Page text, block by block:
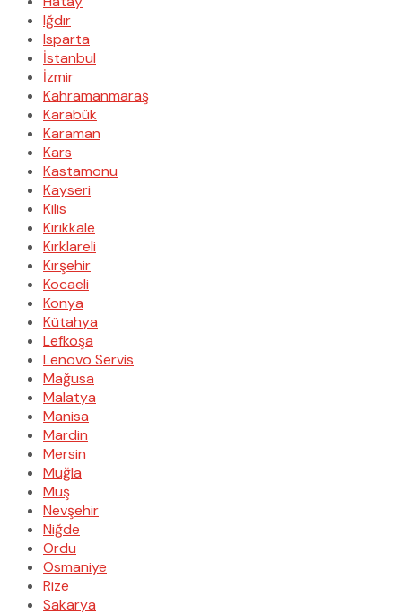
Iğdır
Isparta
İstanbul
İzmir
Kahramanmaraş
Karabük
Karaman
Kars
Kastamonu
Kayseri
Kilis
Kırıkkale
Kırklareli
Kırşehir
Kocaeli
Konya
Kütahya
Lefkoşa
Lenovo Servis
Mağusa
Malatya
Manisa
Mardin
Mersin
Muğla
Muş
Nevşehir
Niğde
Ordu
Osmaniye
Rize
Sakarya